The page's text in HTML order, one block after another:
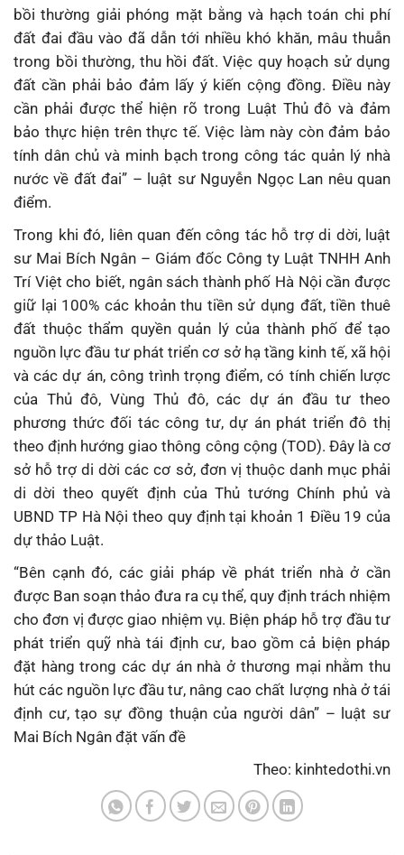
bồi thường giải phóng mặt bằng và hạch toán chi phí
đất đai đầu vào đã dẫn tới nhiều khó khăn, mâu thuẫn
trong bồi thường, thu hồi đất. Việc quy hoạch sử dụng
đất cần phải bảo đảm lấy ý kiến cộng đồng. Điều này
cần phải được thể hiện rõ trong Luật Thủ đô và đảm
bảo thực hiện trên thực tế. Việc làm này còn đảm bảo
tính dân chủ và minh bạch trong công tác quản lý nhà
nước về đất đai” – luật sư Nguyễn Ngọc Lan nêu quan
điểm.
Trong khi đó, liên quan đến công tác hỗ trợ di dời, luật
sư Mai Bích Ngân – Giám đốc Công ty Luật TNHH Anh
Trí Việt cho biết, ngân sách thành phố Hà Nội cần được
giữ lại 100% các khoản thu tiền sử dụng đất, tiền thuê
đất thuộc thẩm quyền quản lý của thành phố để tạo
nguồn lực đầu tư phát triển cơ sở hạ tầng kinh tế, xã hội
và các dự án, công trình trọng điểm, có tính chiến lược
của Thủ đô, Vùng Thủ đô, các dự án đầu tư theo
phương thức đối tác công tư, dự án phát triển đô thị
theo định hướng giao thông công cộng (TOD). Đây là cơ
sở hỗ trợ di dời các cơ sở, đơn vị thuộc danh mục phải
di dời theo quyết định của Thủ tướng Chính phủ và
UBND TP Hà Nội theo quy định tại khoản 1 Điều 19 của
dự thảo Luật.
“Bên cạnh đó, các giải pháp về phát triển nhà ở cần
được Ban soạn thảo đưa ra cụ thể, quy định trách nhiệm
cho đơn vị được giao nhiệm vụ. Biện pháp hỗ trợ đầu tư
phát triển quỹ nhà tái định cư, bao gồm cả biện pháp
đặt hàng trong các dự án nhà ở thương mại nhằm thu
hút các nguồn lực đầu tư, nâng cao chất lượng nhà ở tái
định cư, tạo sự đồng thuận của người dân” – luật sư
Mai Bích Ngân đặt vấn đề
Theo: kinhtedothi.vn